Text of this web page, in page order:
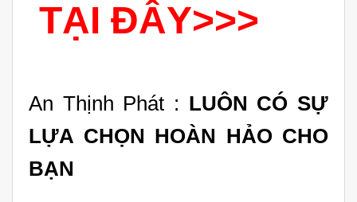
TẠI ĐÂY>>>
An Thịnh Phát : LUÔN CÓ SỰ
LỰA CHỌN HOÀN HẢO CHO
BẠN